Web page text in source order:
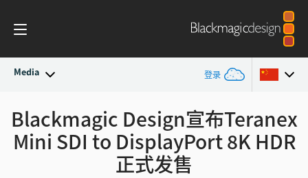
Media 登录
最新动态
新闻存档
Argentina
Australia
Blackmagic Design宣布Teranex
Mini SDI to DisplayPort 8K HDR
正式发售